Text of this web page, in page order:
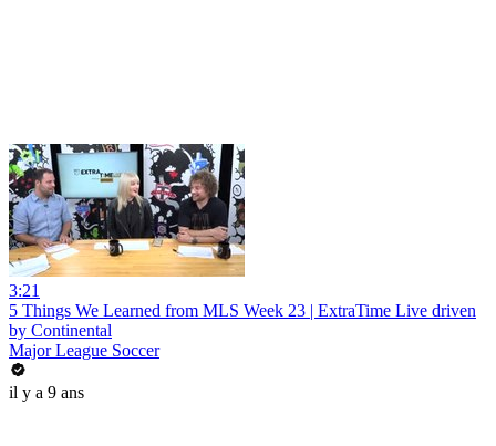
3:21
5 Things We Learned from MLS Week 23 | ExtraTime Live driven
by Continental
Major League Soccer
il y a 9 ans